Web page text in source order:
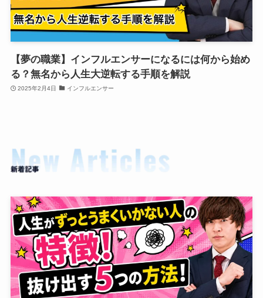
【夢の職業】インフルエンサーになるには何から始め
る？無名から人生大逆転する手順を解説
2025年2月4日 インフルエンサー